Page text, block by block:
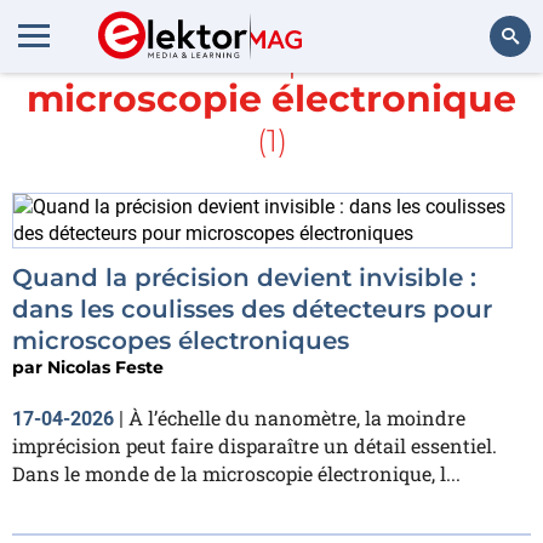
Rechercher
En savoir plus sur
microscopie électronique
(1)
Quand la précision devient invisible :
dans les coulisses des détecteurs pour
microscopes électroniques
par Nicolas Feste
17-04-2026 | À l’échelle du nanomètre, la moindre
imprécision peut faire disparaître un détail essentiel.
Dans le monde de la microscopie électronique, l...